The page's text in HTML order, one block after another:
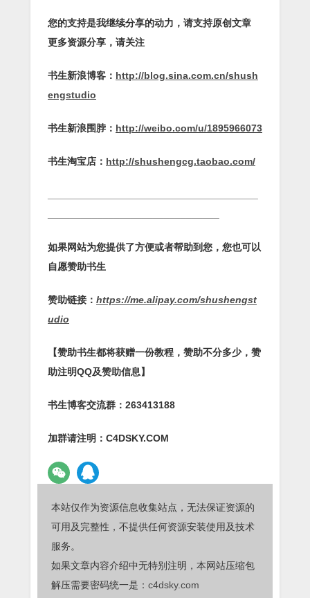
您的支持是我继续分享的动力，请支持原创文章
更多资源分享，请关注
书生新浪博客： http://blog.sina.com.cn/shush
engstudio
书生新浪围脖： http://weibo.com/u/1895966073
书生淘宝店： http://shushengcg.taobao.com/
如果网站为您提供了方便或者帮助到您，您也可以
自愿赞助书生
赞助链接： https://me.alipay.com/shushengst
udio
【赞助书生都将获赠一份教程，赞助不分多少，赞
助注明QQ及赞助信息】
书生博客交流群：263413188
加群请注明：C4DSKY.COM
本站仅作为资源信息收集站点，无法保证资源的
可用及完整性，不提供任何资源安装使用及技术
服务。
如果文章内容介绍中无特别注明，本网站压缩包
解压需要密码统一是： c4dsky.com